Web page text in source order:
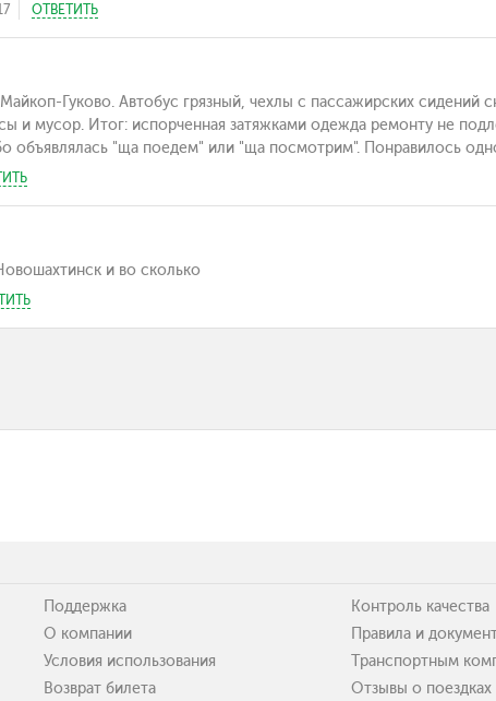
ОТВЕТИТЬ
Гуково. Автобус грязный, чехлы с пассажирских сидений
и мусор. Итог: испорченная затяжками одежда ремонту не
объявлялась "ща поедем" или "ща посмотрим". Понравилось
и во сколько
Поддержка
О компании
Условия использования
Возврат билета
Контроль качества
Правила и
Транспортным
Отзывы о поездках